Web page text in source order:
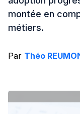
montée en
métiers.
Par Théo